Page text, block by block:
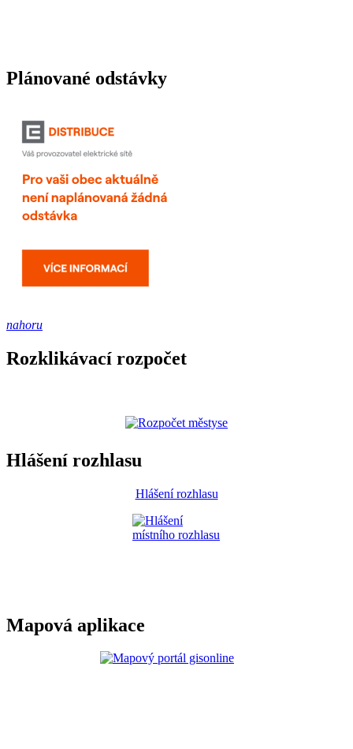
Plánované odstávky
nahoru
Rozklikávací rozpočet
Hlášení rozhlasu
Hlášení rozhlasu
Mapová aplikace